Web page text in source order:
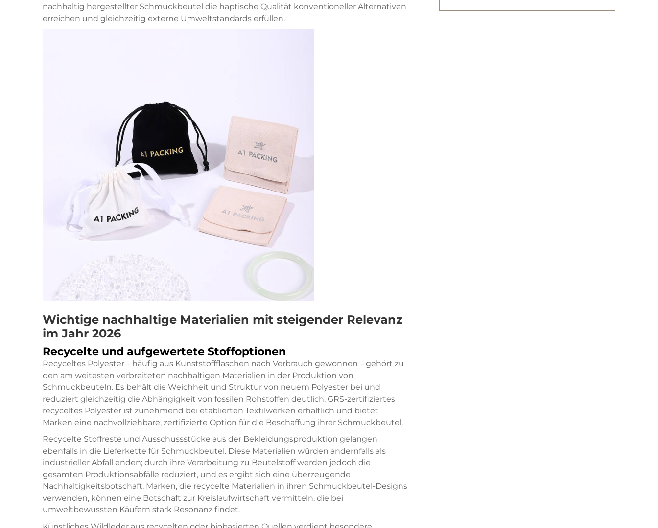
nachhaltig hergestellter Schmuckbeutel die haptische Qualität konventioneller Alternativen
erreichen und gleichzeitig externe Umweltstandards erfüllen.
Wichtige nachhaltige Materialien mit steigender Relevanz
im Jahr 2026
Recycelte und aufgewertete Stoffoptionen
Recyceltes Polyester – häufig aus Kunststoffflaschen nach Verbrauch gewonnen – gehört zu
den am weitesten verbreiteten nachhaltigen Materialien in der Produktion von
Schmuckbeuteln. Es behält die Weichheit und Struktur von neuem Polyester bei und
reduziert gleichzeitig die Abhängigkeit von fossilen Rohstoffen deutlich. GRS-zertifiziertes
recyceltes Polyester ist zunehmend bei etablierten Textilwerken erhältlich und bietet
Marken eine nachvollziehbare, zertifizierte Option für die Beschaffung ihrer Schmuckbeutel.
Recycelte Stoffreste und Ausschussstücke aus der Bekleidungsproduktion gelangen
ebenfalls in die Lieferkette für Schmuckbeutel. Diese Materialien würden andernfalls als
industrieller Abfall enden; durch ihre Verarbeitung zu Beutelstoff werden jedoch die
gesamten Produktionsabfälle reduziert, und es ergibt sich eine überzeugende
Nachhaltigkeitsbotschaft. Marken, die recycelte Materialien in ihren Schmuckbeutel-Designs
verwenden, können eine Botschaft zur Kreislaufwirtschaft vermitteln, die bei
umweltbewussten Käufern stark Resonanz findet.